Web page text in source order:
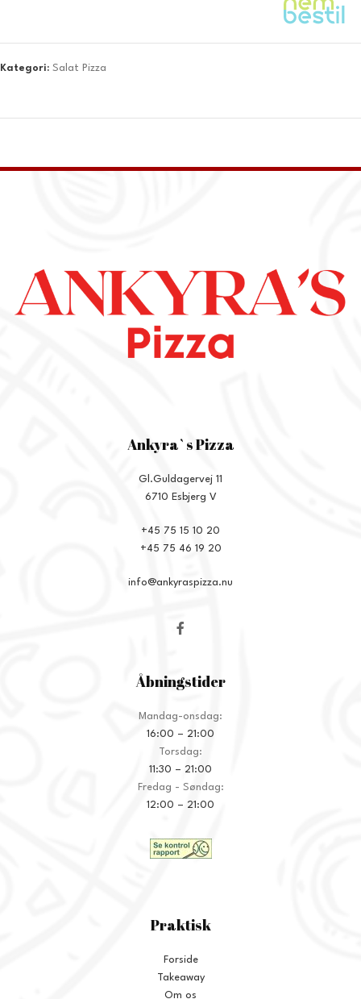
Kategori: Salat Pizza
Ankyra`s Pizza
Gl.Guldagervej 11
6710 Esbjerg V
+45 75 15 10 20
+45 75 46 19 20
info@ankyraspizza.nu
Åbningstider
Mandag-onsdag:
16:00 – 21:00
Torsdag:
11:30 – 21:00
Fredag - Søndag:
12:00 – 21:00
Praktisk
Forside
Takeaway
Om os